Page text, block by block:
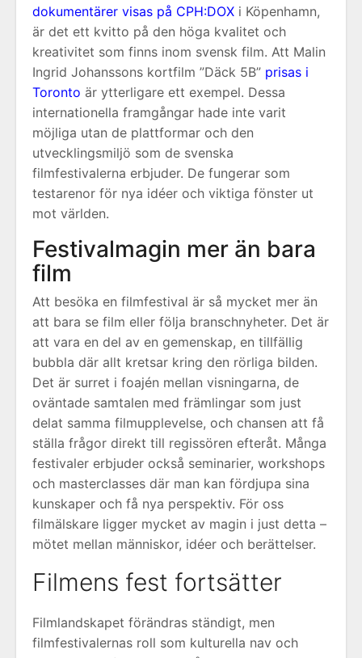
dokumentärer visas på CPH:DOX i Köpenhamn,
är det ett kvitto på den höga kvalitet och
kreativitet som finns inom svensk film. Att Malin
Ingrid Johanssons kortfilm ”Däck 5B” prisas i
Toronto är ytterligare ett exempel. Dessa
internationella framgångar hade inte varit
möjliga utan de plattformar och den
utvecklingsmiljö som de svenska
filmfestivalerna erbjuder. De fungerar som
testarenor för nya idéer och viktiga fönster ut
mot världen.
Festivalmagin mer än bara
film
Att besöka en filmfestival är så mycket mer än
att bara se film eller följa branschnyheter. Det är
att vara en del av en gemenskap, en tillfällig
bubbla där allt kretsar kring den rörliga bilden.
Det är surret i foajén mellan visningarna, de
oväntade samtalen med främlingar som just
delat samma filmupplevelse, och chansen att få
ställa frågor direkt till regissören efteråt. Många
festivaler erbjuder också seminarier, workshops
och masterclasses där man kan fördjupa sina
kunskaper och få nya perspektiv. För oss
filmälskare ligger mycket av magin i just detta –
mötet mellan människor, idéer och berättelser.
Filmens fest fortsätter
Filmlandskapet förändras ständigt, men
filmfestivalernas roll som kulturella nav och